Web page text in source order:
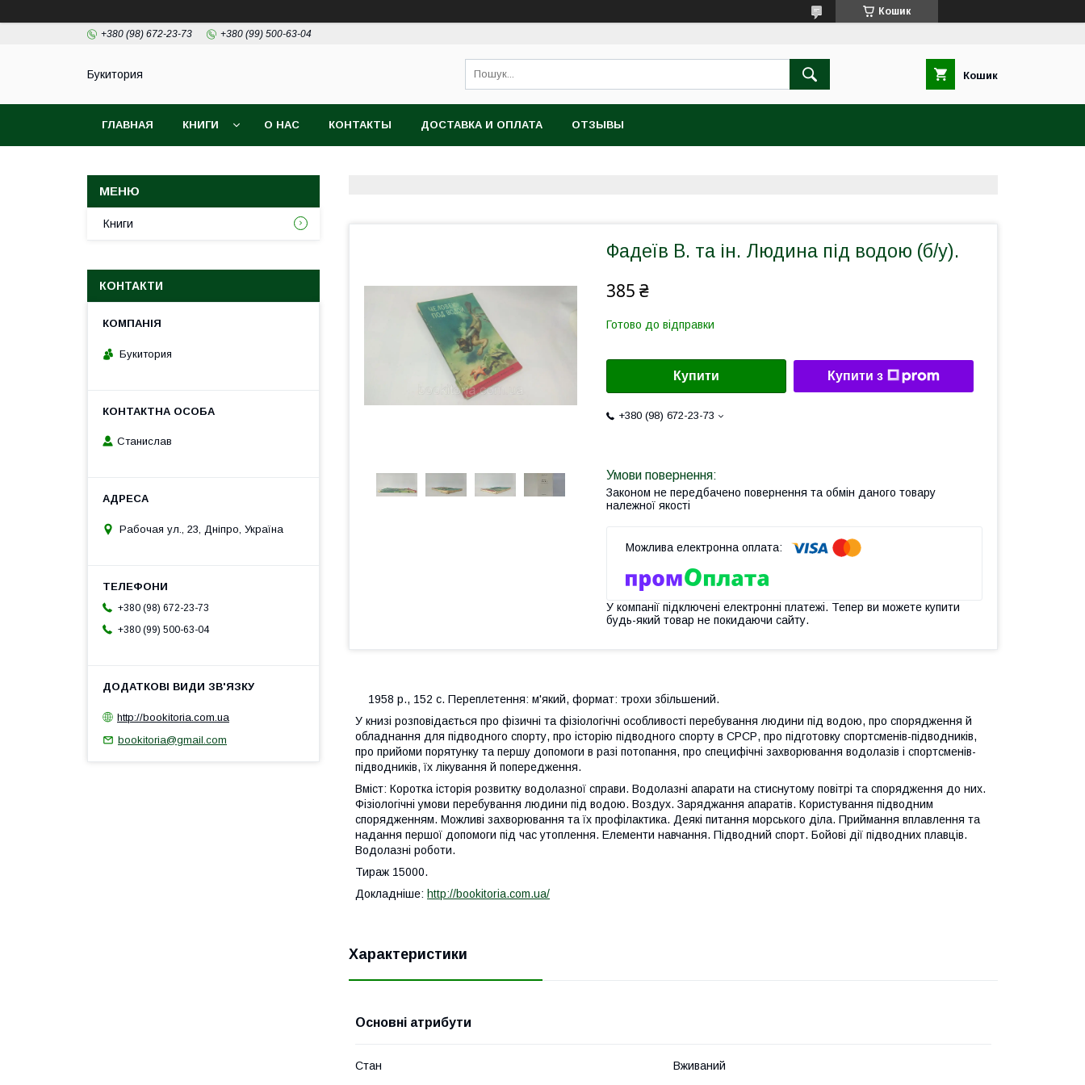
Кошик
+380 (98) 672-23-73 +380 (99) 500-63-04
Букитория Кошик
ГЛАВНАЯ КНИГИ О НАС КОНТАКТЫ ДОСТАВКА И ОПЛАТА ОТЗЫВЫ
Фадеїв В. та ін. Людина під водою (б/у).
385 ₴
Готово до відправки
Купити Купити з
+380 (98) 672-23-73
Законом не передбачено повернення та обмін даного товару
належної якості
У компанії підключені електронні платежі. Тепер ви можете купити
будь-який товар не покидаючи сайту.
1958 р., 152 с. Переплетення: м'який, формат: трохи збільшений.
У книзі розповідається про фізичні та фізіологічні особливості перебування людини під водою, про спорядження й
обладнання для підводного спорту, про історію підводного спорту в СРСР, про підготовку спортсменів-підводників,
про прийоми порятунку та першу допомоги в разі потопання, про специфічні захворювання водолазів і спортсменів-
підводників, їх лікування й попередження.
Вміст: Коротка історія розвитку водолазної справи. Водолазні апарати на стиснутому повітрі та спорядження до них.
Фізіологічні умови перебування людини під водою. Воздух. Заряджання апаратів. Користування підводним
спорядженням. Можливі захворювання та їх профілактика. Деякі питання морського діла. Приймання вплавлення та
надання першої допомоги під час утоплення. Елементи навчання. Підводний спорт. Бойові дії підводних плавців.
Водолазні роботи.
Тираж 15000.
Докладніше: http://bookitoria.com.ua/
Характеристики
Основні атрибути
Стан Вживаний
Книги
КОНТАКТИ
Букитория
Станислав
Рабочая ул., 23, Дніпро, Україна
+380 (98) 672-23-73
+380 (99) 500-63-04
http://bookitoria.com.ua
bookitoria@gmail.com